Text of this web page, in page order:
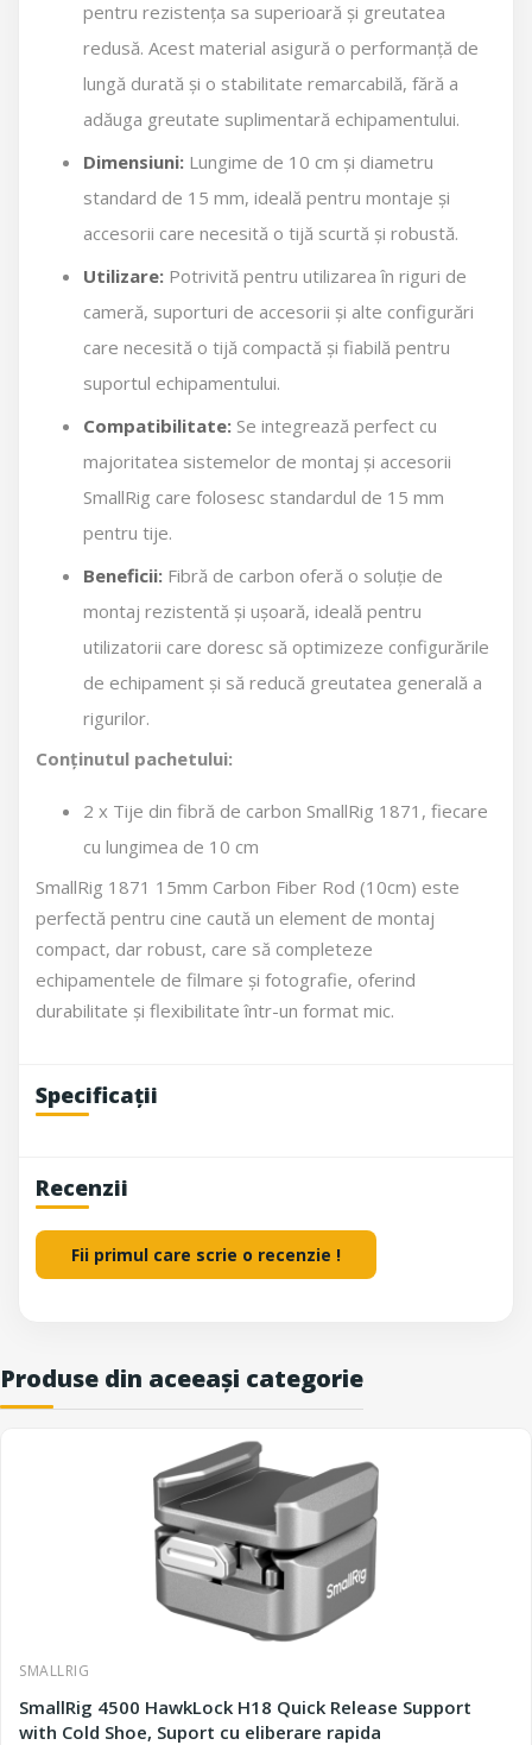
pentru rezistența sa superioară și greutatea
redusă. Acest material asigură o performanță de
lungă durată și o stabilitate remarcabilă, fără a
adăuga greutate suplimentară echipamentului.
Dimensiuni: Lungime de 10 cm și diametru
standard de 15 mm, ideală pentru montaje și
accesorii care necesită o tijă scurtă și robustă.
Utilizare: Potrivită pentru utilizarea în riguri de
cameră, suporturi de accesorii și alte configurări
care necesită o tijă compactă și fiabilă pentru
suportul echipamentului.
Compatibilitate: Se integrează perfect cu
majoritatea sistemelor de montaj și accesorii
SmallRig care folosesc standardul de 15 mm
pentru tije.
Beneficii: Fibră de carbon oferă o soluție de
montaj rezistentă și ușoară, ideală pentru
utilizatorii care doresc să optimizeze configurările
de echipament și să reducă greutatea generală a
rigurilor.
Conținutul pachetului:
2 x Tije din fibră de carbon SmallRig 1871, fiecare
cu lungimea de 10 cm
SmallRig 1871 15mm Carbon Fiber Rod (10cm) este
perfectă pentru cine caută un element de montaj
compact, dar robust, care să completeze
echipamentele de filmare și fotografie, oferind
durabilitate și flexibilitate într-un format mic.
Specificații
Recenzii
Fii primul care scrie o recenzie !
Produse din aceeași categorie
SMALLRIG
SmallRig 4500 HawkLock H18 Quick Release Support
with Cold Shoe, Suport cu eliberare rapida